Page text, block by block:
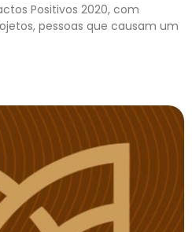
Positivos 2020, com
pessoas que causam um